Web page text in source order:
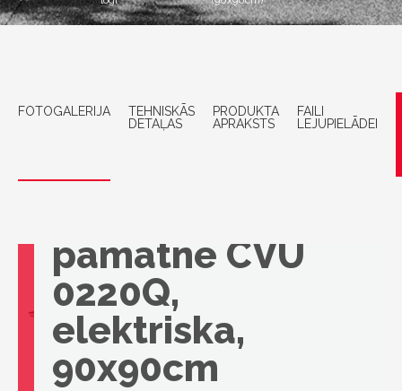
FOTOGALERIJA
TEHNISKĀS
DETAĻAS
PRODUKTA
APRAKSTS
FAILI
LEJUPIELĀDEI
VELUX
pamatne CVU
0220Q,
elektriska,
90x90cm